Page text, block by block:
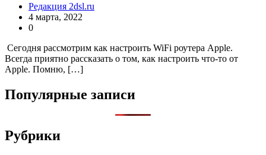
Редакция 2dsl.ru
4 марта, 2022
0
Сегодня рассмотрим как настроить WiFi роутера Apple.
Всегда приятно рассказать о том, как настроить что-то от
Apple. Помню, […]
Популярные записи
Рубрики